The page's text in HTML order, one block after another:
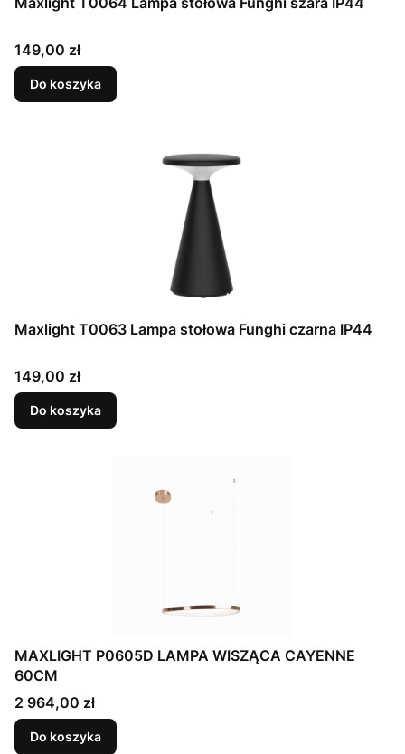
Cena
149,00 zł
Do koszyka
Maxlight T0063 Lampa stołowa Funghi czarna IP44
Cena
149,00 zł
Do koszyka
MAXLIGHT P0605D LAMPA WISZĄCA CAYENNE
60CM
Cena
2 964,00 zł
Do koszyka